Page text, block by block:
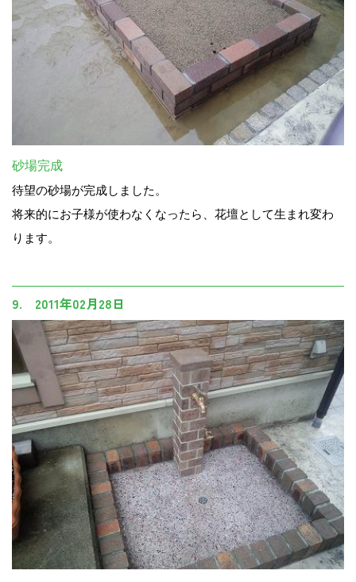
砂場完成
待望の砂場が完成しました。
将来的にお子様が使わなくなったら、花壇として生まれ変わ
ります。
9. 2011年02月28日